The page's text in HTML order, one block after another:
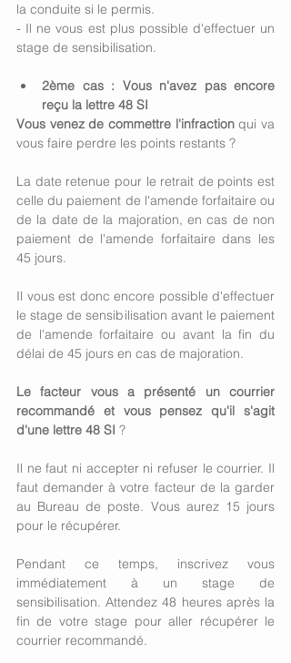
la conduite si le permis.
- Il ne vous est plus possible d'effectuer un
stage de sensibilisation.
2ème cas : Vous n'avez pas encore
reçu la lettre 48 SI
Vous venez de commettre l'infraction qui va
vous faire perdre les points restants ?
La date retenue pour le retrait de points est
celle du paiement de l'amende forfaitaire ou
de la date de la majoration, en cas de non
paiement de l'amende forfaitaire dans les
45 jours.
Il vous est donc encore possible d'effectuer
le stage de sensibilisation avant le paiement
de l'amende forfaitaire ou avant la fin du
délai de 45 jours en cas de majoration.
Le facteur vous a présenté un courrier
recommandé et vous pensez qu'il s'agit
d'une lettre 48 SI ?
Il ne faut ni accepter ni refuser le courrier. Il
faut demander à votre facteur de la garder
au Bureau de poste. Vous aurez 15 jours
pour le récupérer.
Pendant ce temps, inscrivez vous
immédiatement à un stage de
sensibilisation. Attendez 48 heures après la
fin de votre stage pour aller récupérer le
courrier recommandé.